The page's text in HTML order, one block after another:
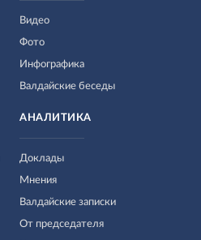
Видео
Фото
Инфографика
Валдайские беседы
АНАЛИТИКА
Доклады
Мнения
Валдайские записки
От председателя